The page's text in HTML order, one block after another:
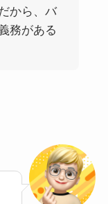
から、バ
務がある